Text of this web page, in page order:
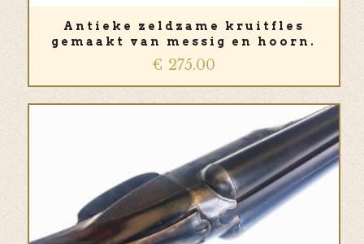
Antieke zeldzame kruitfles
gemaakt van messig en hoorn.
€ 275.00